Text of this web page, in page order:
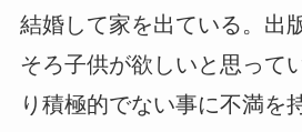
結婚して家を出ている。出
そろ子供が欲しいと思って
り積極的でない事に不満を